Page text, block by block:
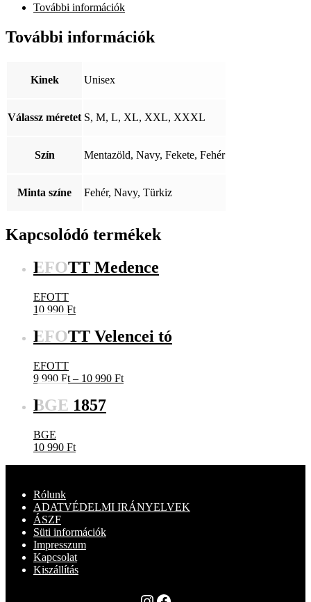
mennyiség
További információk
További információk
Kinek Unisex
Válassz méretet S, M, L, XL, XXL, XXXL
Szín Mentazöld, Navy, Fekete, Fehér
Minta színe Fehér, Navy, Türkiz
Kapcsolódó termékek
EFOTT Medence
EFOTT
10 990 Ft
EFOTT Velencei tó
EFOTT
9 990 Ft – 10 990 FtÁrtartomány:
BGE 1857
BGE
10 990 Ft
Rólunk
ADATVÉDELMI IRÁNYELVEK
ÁSZF
Süti információk
Impresszum
Kapcsolat
Kiszállítás